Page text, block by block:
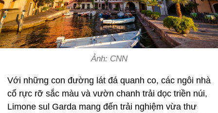
Ảnh: CNN
Với những con đường lát đá quanh co, các ngôi nhà
cổ rực rỡ sắc màu và vườn chanh trải dọc triền núi,
Limone sul Garda mang đến trải nghiệm vừa thư